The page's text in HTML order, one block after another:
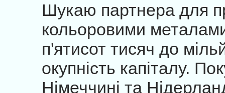
Шукаю партнера для
кольоровими
п'ятисот тисяч до
окупність капіталу.
Німеччині та